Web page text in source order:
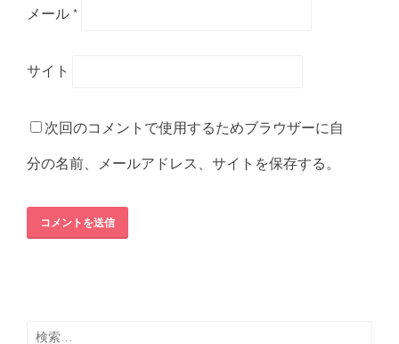
メール *
サイト
次回のコメントで使用するためブラウザーに自
分の名前、メールアドレス、サイトを保存する。
検